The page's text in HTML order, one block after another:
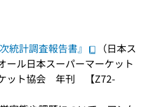
統計調査報告書』
（日本ス
ール日本スーパーマーケット
ット協会 年刊 【Z72-